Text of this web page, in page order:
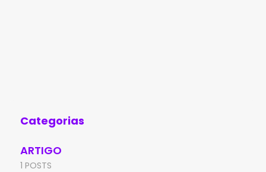
Categorias
ARTIGO
1 POSTS